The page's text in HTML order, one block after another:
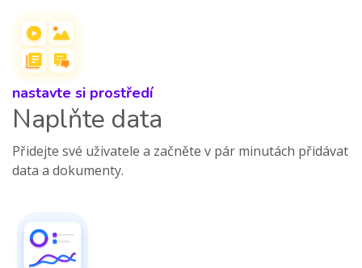
nastavte si prostředí
Naplňte data
Přidejte své uživatele a začněte v pár minutách přidávat
data a dokumenty.